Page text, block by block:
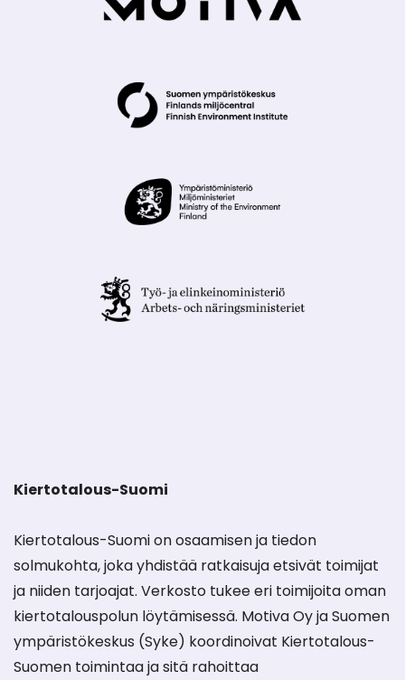
Kiertotalous-Suomi
Kiertotalous-Suomi on osaamisen ja tiedon
solmukohta, joka yhdistää ratkaisuja etsivät toimijat
ja niiden tarjoajat. Verkosto tukee eri toimijoita oman
kiertotalouspolun löytämisessä. Motiva Oy ja Suomen
ympäristökeskus (Syke) koordinoivat Kiertotalous-
Suomen toimintaa ja sitä rahoittaa